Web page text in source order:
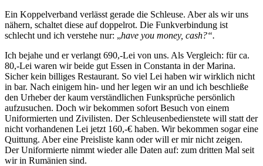
Ein Koppelverband verlässt gerade die Schleuse. Aber als wir uns
nähern, schaltet diese auf doppelrot. Die Funkverbindung ist
schlecht und ich verstehe nur: „have you money, cash?“.
Ich bejahe und er verlangt 690,-Lei von uns. Als Vergleich: für ca.
80,-Lei waren wir beide gut Essen in Constanta in der Marina.
Sicher kein billiges Restaurant. So viel Lei haben wir wirklich nicht
in bar. Nach einigem hin- und her legen wir an und ich beschließe
den Urheber der kaum verständlichen Funksprüche persönlich
aufzusuchen. Doch wir bekommen sofort Besuch von einem
Uniformierten und Zivilisten. Der Schleusenbedienstete will statt der
nicht vorhandenen Lei jetzt 160,-€ haben. Wir bekommen sogar eine
Quittung. Aber eine Preisliste kann oder will er mir nicht zeigen.
Der Uniformierte nimmt wieder alle Daten auf: zum dritten Mal seit
wir in Rumänien sind.